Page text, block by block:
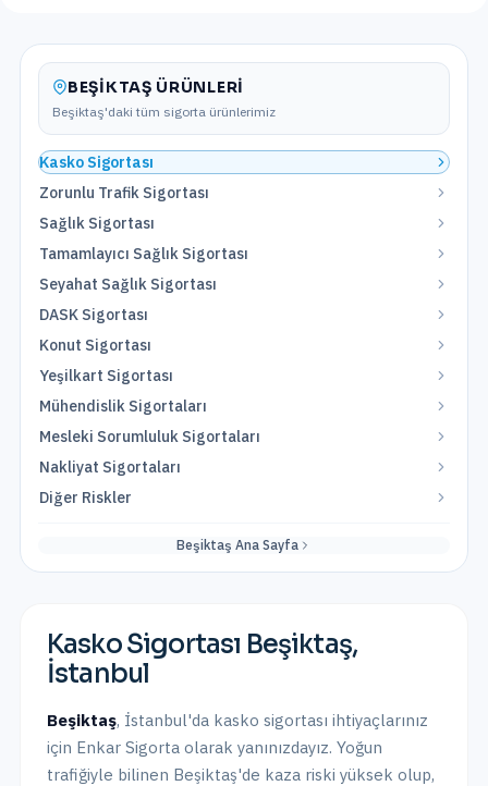
BEŞIKTAŞ ÜRÜNLERI
Beşiktaş'daki tüm sigorta ürünlerimiz
Kasko Sigortası
Zorunlu Trafik Sigortası
Sağlık Sigortası
Tamamlayıcı Sağlık Sigortası
Seyahat Sağlık Sigortası
DASK Sigortası
Konut Sigortası
Yeşilkart Sigortası
Mühendislik Sigortaları
Mesleki Sorumluluk Sigortaları
Nakliyat Sigortaları
Diğer Riskler
Beşiktaş Ana Sayfa
Kasko Sigortası Beşiktaş,
İstanbul
Beşiktaş, İstanbul'da kasko sigortası ihtiyaçlarınız
için Enkar Sigorta olarak yanınızdayız. Yoğun
trafiğiyle bilinen Beşiktaş'de kaza riski yüksek olup,